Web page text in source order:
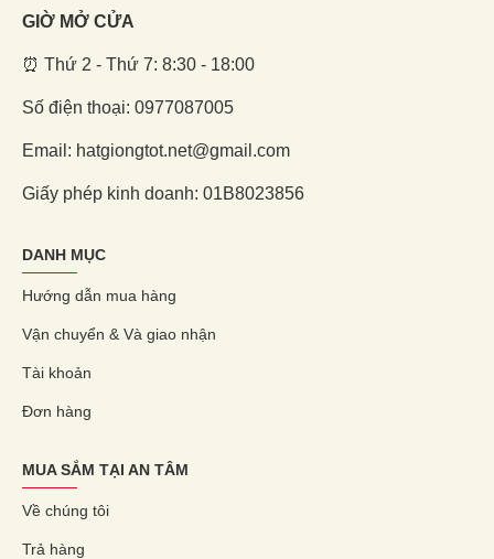
GIỜ MỞ CỬA
⏰ Thứ 2 - Thứ 7: 8:30 - 18:00
Số điện thoại: 0977087005
Email: hatgiongtot.net@gmail.com
Giấy phép kinh doanh: 01B8023856
DANH MỤC
Hướng dẫn mua hàng
Vận chuyển & Và giao nhận
Tài khoản
Đơn hàng
MUA SẮM TẠI AN TÂM
Về chúng tôi
Trả hàng